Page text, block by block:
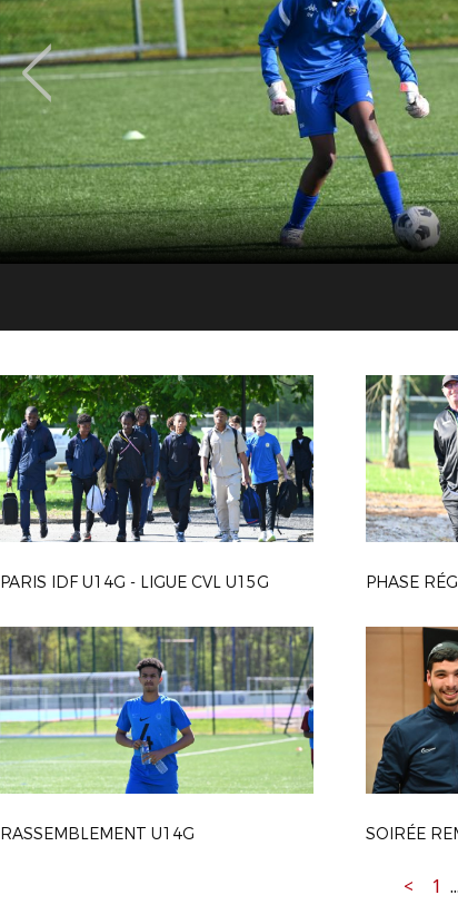
PARIS IDF U14G - LIGUE CVL U15G
RASSEMBLEMENT U14G SOIRÉE
< 1 ...